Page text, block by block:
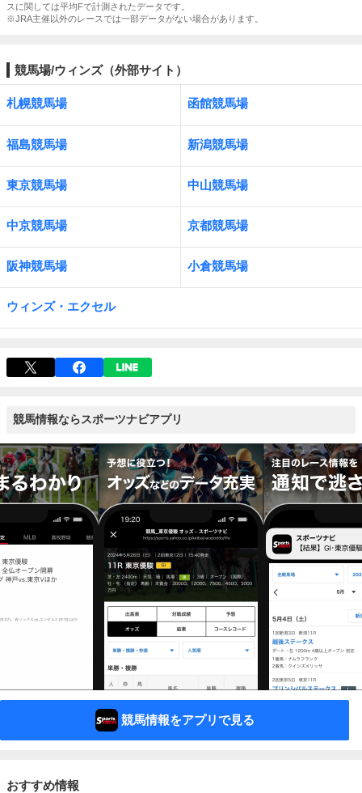
スに関しては平均Fで計測されたデータです。
※JRA主催以外のレースでは一部データがない場合があります。
競馬場/ウィンズ（外部サイト）
札幌競馬場 函館競馬場
福島競馬場 新潟競馬場
東京競馬場 中山競馬場
中京競馬場 京都競馬場
阪神競馬場 小倉競馬場
ウィンズ・エクセル
競馬情報ならスポーツナビアプリ
競馬情報をアプリで見る
おすすめ情報